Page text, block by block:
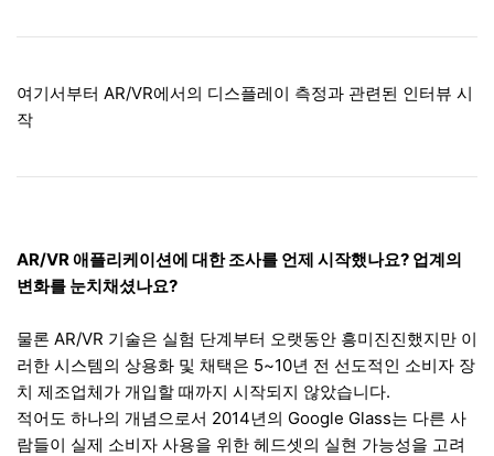
여기서부터 AR/VR에서의 디스플레이 측정과 관련된 인터뷰 시
작
AR/VR 애플리케이션에 대한 조사를 언제 시작했나요? 업계의
변화를 눈치채셨나요?
물론 AR/VR 기술은 실험 단계부터 오랫동안 흥미진진했지만 이
러한 시스템의 상용화 및 채택은 5~10년 전 선도적인 소비자 장
치 제조업체가 개입할 때까지 시작되지 않았습니다.
적어도 하나의 개념으로서 2014년의 Google Glass는 다른 사
람들이 실제 소비자 사용을 위한 헤드셋의 실현 가능성을 고려